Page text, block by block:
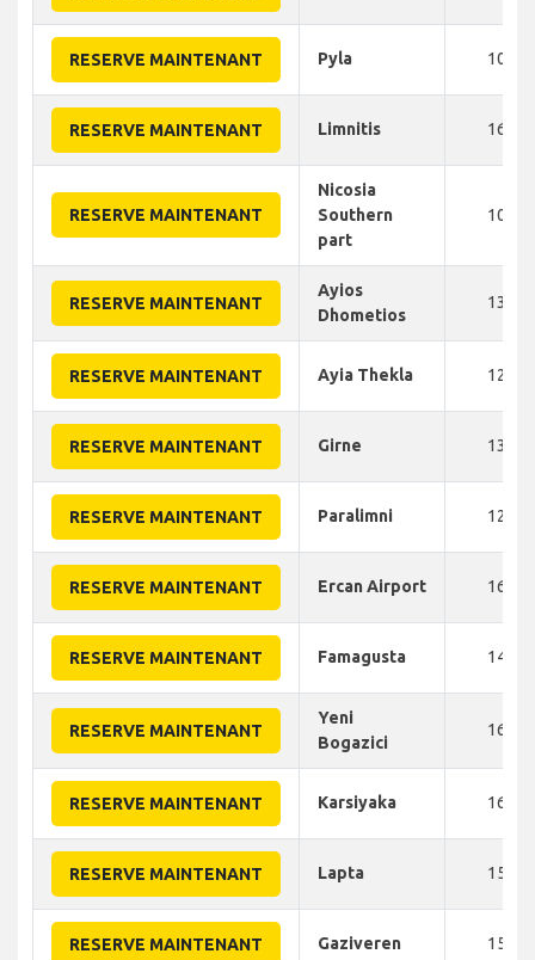
RESERVE MAINTENANT Pyla 105
RESERVE MAINTENANT Limnitis 160
RESERVE MAINTENANT
Nicosia
Southern
part
105
RESERVE MAINTENANT
Ayios
Dhometios
135
RESERVE MAINTENANT Ayia Thekla 120
RESERVE MAINTENANT Girne 135
RESERVE MAINTENANT Paralimni 120
RESERVE MAINTENANT Ercan Airport 165
RESERVE MAINTENANT Famagusta 140
RESERVE MAINTENANT
Yeni
Bogazici
160
RESERVE MAINTENANT Karsiyaka 160
RESERVE MAINTENANT Lapta 150
RESERVE MAINTENANT Gaziveren 150